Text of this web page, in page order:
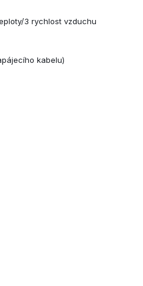
3 rychlost vzduchu
kabelu)